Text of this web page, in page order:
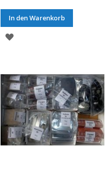
In den Warenkorb
ZUR